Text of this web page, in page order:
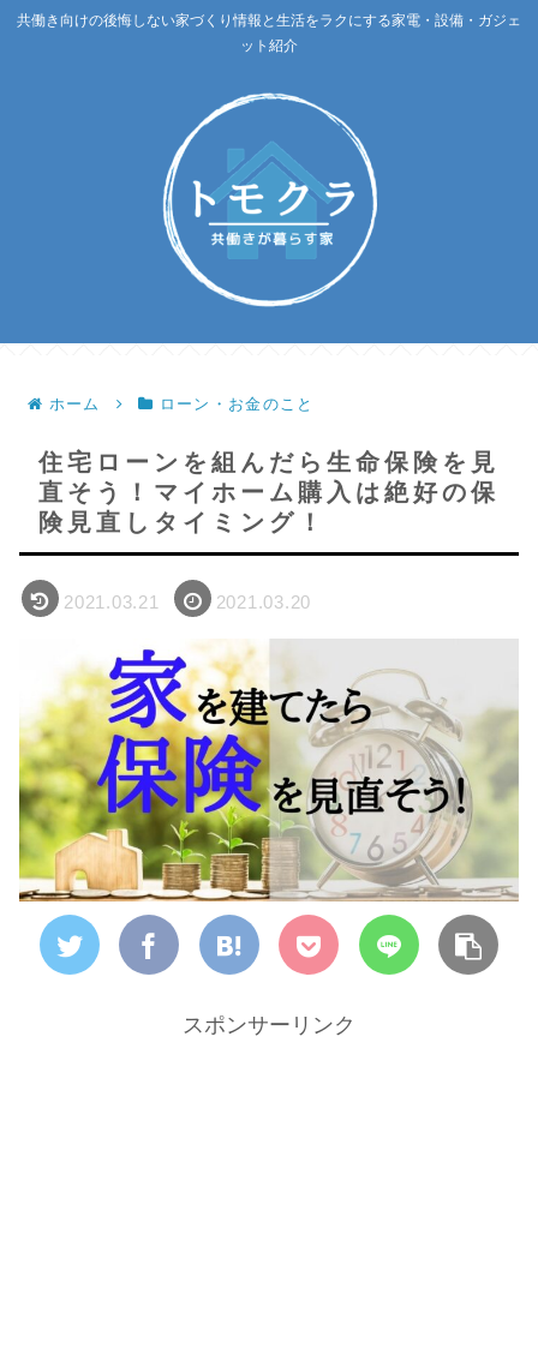
共働き向けの後悔しない家づくり情報と生活をラクにする家電・設備・ガジェ
ット紹介
ホーム ローン・お金のこと
住宅ローンを組んだら生命保険を見
直そう！マイホーム購入は絶好の保
険見直しタイミング！
2021.03.21 2021.03.20
スポンサーリンク